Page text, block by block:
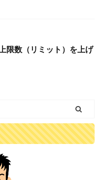
限数（リミット）を上げ